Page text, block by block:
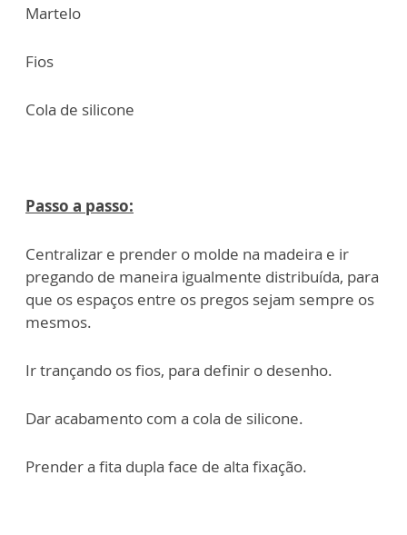
Martelo
Fios
Cola de silicone
Passo a passo:
Centralizar e prender o molde na madeira e ir
pregando de maneira igualmente distribuída, para
que os espaços entre os pregos sejam sempre os
mesmos.
Ir trançando os fios, para definir o desenho.
Dar acabamento com a cola de silicone.
Prender a fita dupla face de alta fixação.